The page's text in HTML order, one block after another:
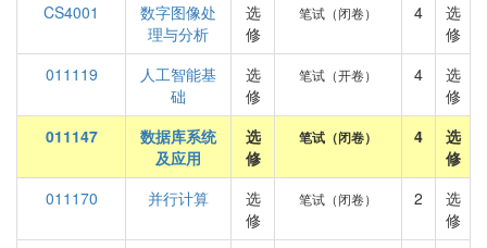
CS4001
数字图像处
理与分析
选
修
笔试（闭卷） 4
选
修
011119
人工智能基
础
选
修
笔试（开卷） 4
选
修
011147
数据库系统
及应用
选
修
笔试（闭卷） 4
选
修
011170
并行计算
选
修
笔试（闭卷） 2
选
修